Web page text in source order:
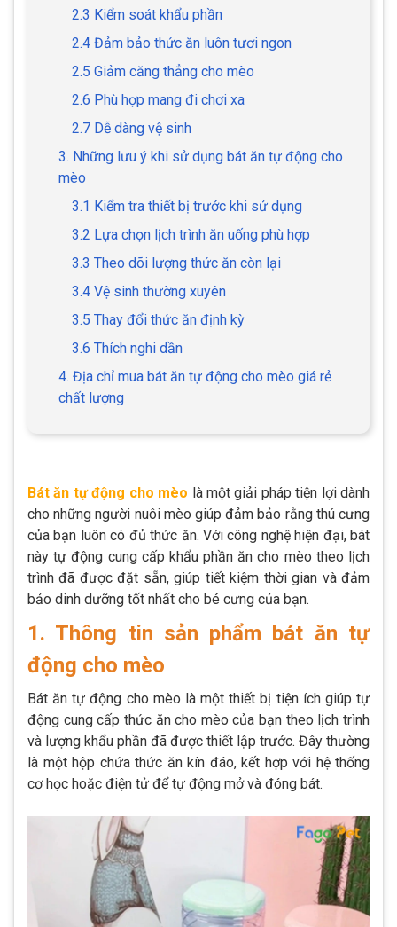
2.3 Kiểm soát khẩu phần
2.4 Đảm bảo thức ăn luôn tươi ngon
2.5 Giảm căng thẳng cho mèo
2.6 Phù hợp mang đi chơi xa
2.7 Dễ dàng vệ sinh
3. Những lưu ý khi sử dụng bát ăn tự động cho
mèo
3.1 Kiểm tra thiết bị trước khi sử dụng
3.2 Lựa chọn lịch trình ăn uống phù hợp
3.3 Theo dõi lượng thức ăn còn lại
3.4 Vệ sinh thường xuyên
3.5 Thay đổi thức ăn định kỳ
3.6 Thích nghi dần
4. Địa chỉ mua bát ăn tự động cho mèo giá rẻ
chất lượng
Bát ăn tự động cho mèo là một giải pháp tiện lợi dành
cho những người nuôi mèo giúp đảm bảo rằng thú cưng
của bạn luôn có đủ thức ăn. Với công nghệ hiện đại, bát
này tự động cung cấp khẩu phần ăn cho mèo theo lịch
trình đã được đặt sẵn, giúp tiết kiệm thời gian và đảm
bảo dinh dưỡng tốt nhất cho bé cưng của bạn.
1. Thông tin sản phẩm bát ăn tự
động cho mèo
Bát ăn tự động cho mèo là một thiết bị tiện ích giúp tự
động cung cấp thức ăn cho mèo của bạn theo lịch trình
và lượng khẩu phần đã được thiết lập trước. Đây thường
là một hộp chứa thức ăn kín đáo, kết hợp với hệ thống
cơ học hoặc điện tử để tự động mở và đóng bát.